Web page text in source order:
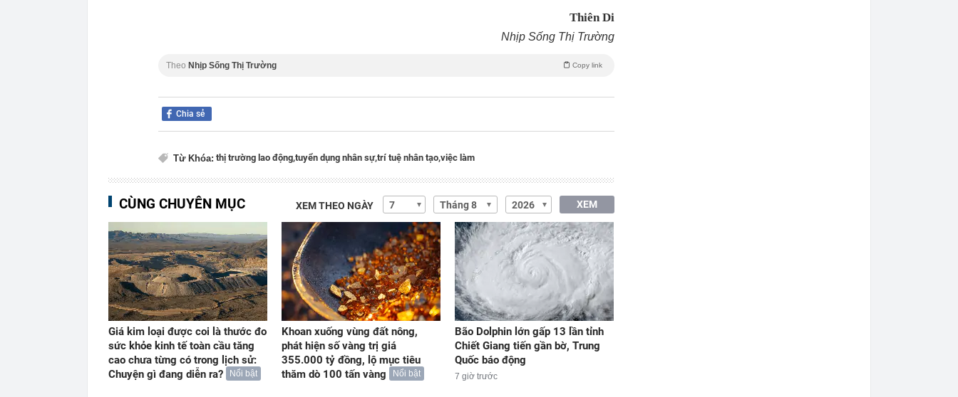
Thiên Di
Nhịp Sống Thị Trường
Theo Nhịp Sống Thị Trường Copy link
Chia sẻ
Từ Khóa: thị trường lao động,tuyển dụng nhân sự,trí tuệ nhân tạo,việc làm
CÙNG CHUYÊN MỤC XEM THEO NGÀY XEM
Giá kim loại được coi là thước đo
sức khỏe kinh tế toàn cầu tăng
cao chưa từng có trong lịch sử:
Chuyện gì đang diễn ra?
Nổi bật
Khoan xuống vùng đất nông,
phát hiện số vàng trị giá
355.000 tỷ đồng, lộ mục tiêu
thăm dò 100 tấn vàng
Nổi bật
Bão Dolphin lớn gấp 13 lần tỉnh
Chiết Giang tiến gần bờ, Trung
Quốc báo động
7 giờ trước